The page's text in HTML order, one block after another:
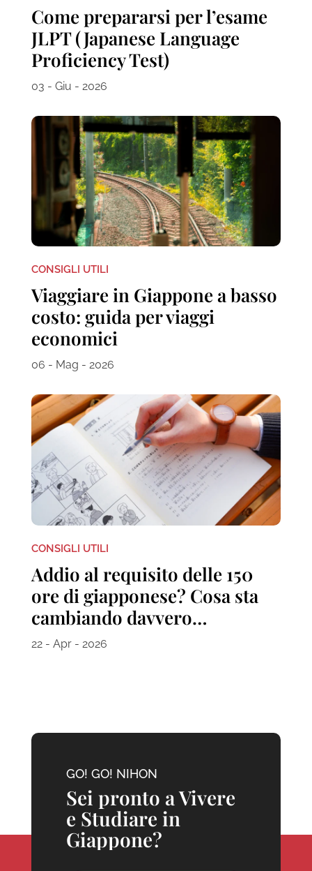
Come prepararsi per l’esame
JLPT (Japanese Language
Proficiency Test)
03 - Giu - 2026
CONSIGLI UTILI
Viaggiare in Giappone a basso
costo: guida per viaggi
economici
06 - Mag - 2026
CONSIGLI UTILI
Addio al requisito delle 150
ore di giapponese? Cosa sta
cambiando davvero…
22 - Apr - 2026
GO! GO! NIHON
Sei pronto a Vivere
e Studiare in
Giappone?